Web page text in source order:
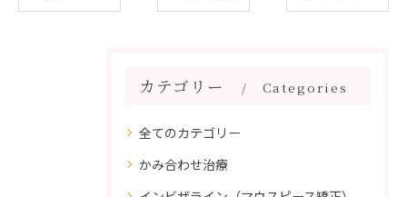
カテゴリー Categories
全てのカテゴリー
かみ合わせ治療